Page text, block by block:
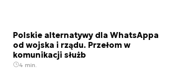
Polskie alternatywy dla WhatsAppa
od wojska i rządu. Przełom w
komunikacji służb
4 min.